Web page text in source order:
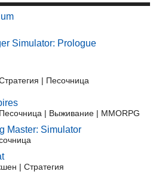
Simulator: Prologue
| Песочница
| Выживание | MMORPG
Master: Simulator
| Стратегия